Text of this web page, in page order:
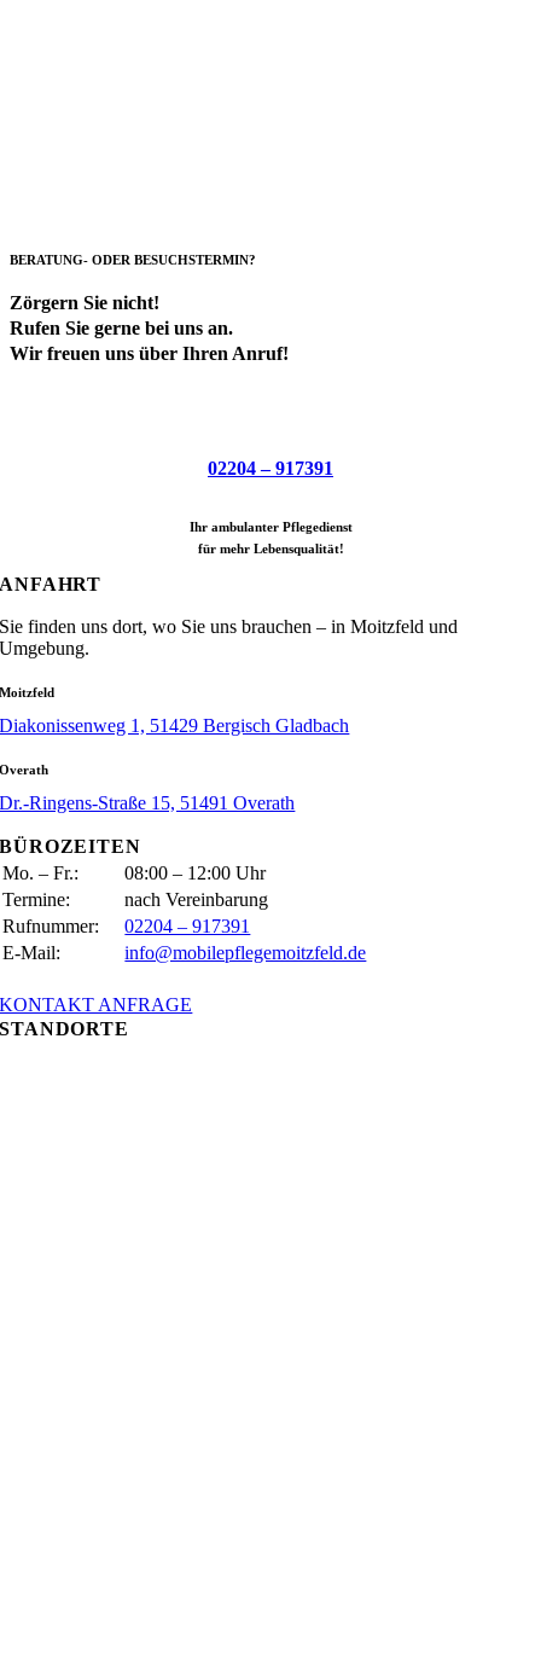
BERATUNG- ODER BESUCHSTERMIN?
Zörgern Sie nicht!
Rufen Sie gerne bei uns an.
Wir freuen uns über Ihren Anruf!
02204 – 917391
Ihr ambulanter Pflegedienst
für mehr Lebensqualität!
ANFAHRT
Sie finden uns dort, wo Sie uns brauchen – in Moitzfeld und
Umgebung.
Moitzfeld
Diakonissenweg 1, 51429 Bergisch Gladbach
Overath
Dr.-Ringens-Straße 15, 51491 Overath
BÜROZEITEN
Mo. – Fr.:
08:00 – 12:00 Uhr
Termine:
nach Vereinbarung
Rufnummer:
02204 – 917391
E-Mail:
info@mobilepflegemoitzfeld.de
KONTAKT ANFRAGE
STANDORTE